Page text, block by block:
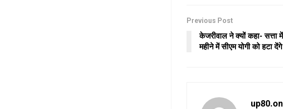
Previous Post
केजरीवाल ने क्यों कहा- सत्ता
महीने में सीएम योगी को हटा देंगे